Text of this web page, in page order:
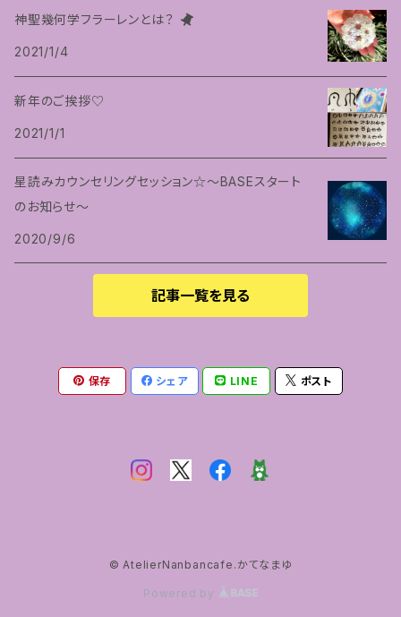
神聖幾何学フラーレンとは？
2021/1/4
新年のご挨拶♡
2021/1/1
星読みカウンセリングセッション☆〜BASEスタート
のお知らせ〜
2020/9/6
記事一覧を見る
保存 シェア LINE ポスト
© AtelierNanbancafe.かてなまゆ
Powered by